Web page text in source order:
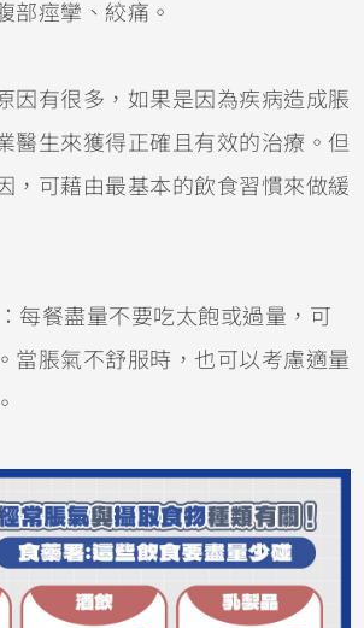
部痙攣、絞痛。
因有很多，如果是因為疾病造成脹
醫生來獲得正確且有效的治療。但
，可藉由最基本的飲食習慣來做緩
：每餐盡量不要吃太飽或過量，可
當脹氣不舒服時，也可以考慮適量